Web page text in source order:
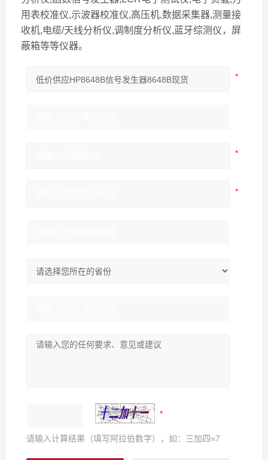
用表校准仪,示波器校准仪,高压机,数据采集器,测量接
收机,电缆/天线分析仪,调制度分析仪,蓝牙综测仪，屏
蔽箱等等仪器。
请输入计算结果（填写阿拉伯数字），如：三加四=7